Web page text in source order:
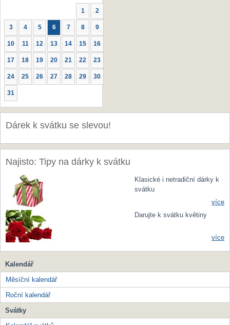
1 2
3 4 5 6 7 8 9
10 11 12 13 14 15 16
17 18 19 20 21 22 23
24 25 26 27 28 29 30
31
Dárek k svátku se slevou!
Najisto: Tipy na dárky k svátku
Klasické i netradiční dárky k
svátku
více
Darujte k svátku květiny
více
Kalendář
Měsíční kalendář
Roční kalendář
Svátky